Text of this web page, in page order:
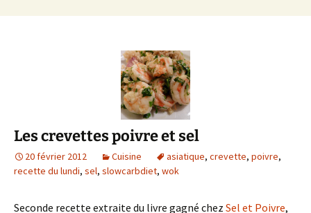
Les crevettes poivre et sel
20 février 2012 Cuisine asiatique, crevette, poivre,
recette du lundi, sel, slowcarbdiet, wok
Seconde recette extraite du livre gagné chez Sel et Poivre,